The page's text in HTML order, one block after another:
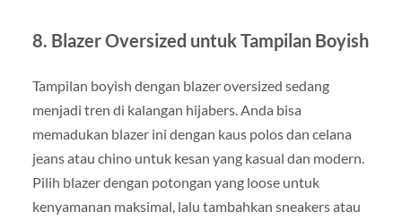
8. Blazer Oversized untuk Tampilan Boyish
Tampilan boyish dengan blazer oversized sedang
menjadi tren di kalangan hijabers. Anda bisa
memadukan blazer ini dengan kaus polos dan celana
jeans atau chino untuk kesan yang kasual dan modern.
Pilih blazer dengan potongan yang loose untuk
kenyamanan maksimal, lalu tambahkan sneakers atau